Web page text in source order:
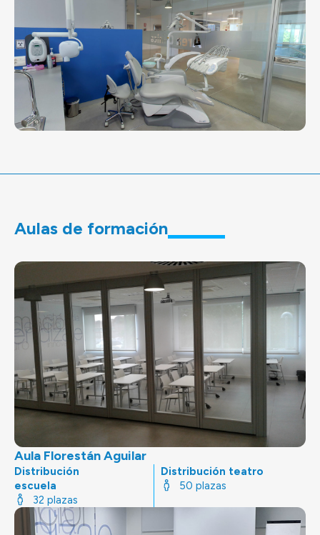
Aulas de formación
Aula Florestán Aguilar
Distribución
escuela
32 plazas
Distribución teatro
50 plazas